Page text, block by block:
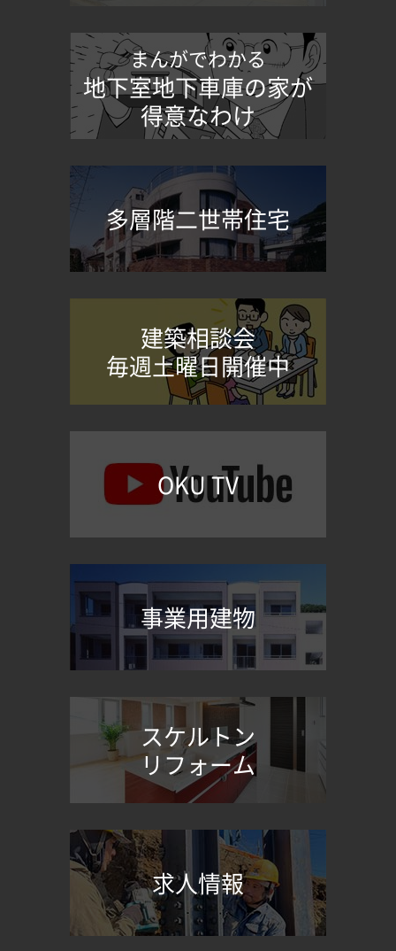
まんがでわかる
地下室地下車庫の家が
得意なわけ
多層階二世帯住宅
建築相談会
毎週土曜日開催中
OKU TV
事業用建物
スケルトン
リフォーム
求人情報